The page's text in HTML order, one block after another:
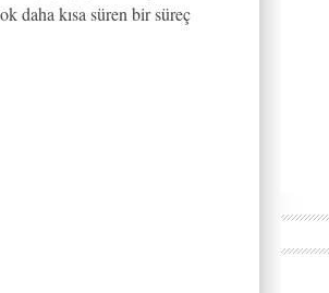
daha kısa süren bir süreç